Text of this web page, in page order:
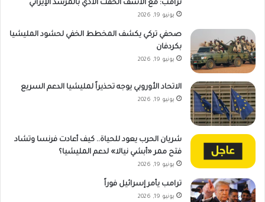
ترامب: مع الأسف ألحقت الأذي بالمرشد الإيراني
يونيو 19, 2026
صحفي تركي يكشف المخطط الخفي لحشود المليشيا
بكردفان
يونيو 19, 2026
الاتحاد الأوروبي يوجه تحذيراً لمليشيا الدعم السريع
يونيو 19, 2026
شريان الحرب يعود للحياة.. كيف أعادت فرنسا وتشاد
فتح ممر «أبشي نيالا» لدعم المليشيا؟
يونيو 19, 2026
ترامب يأمر إسرائيل فوراً
يونيو 19, 2026